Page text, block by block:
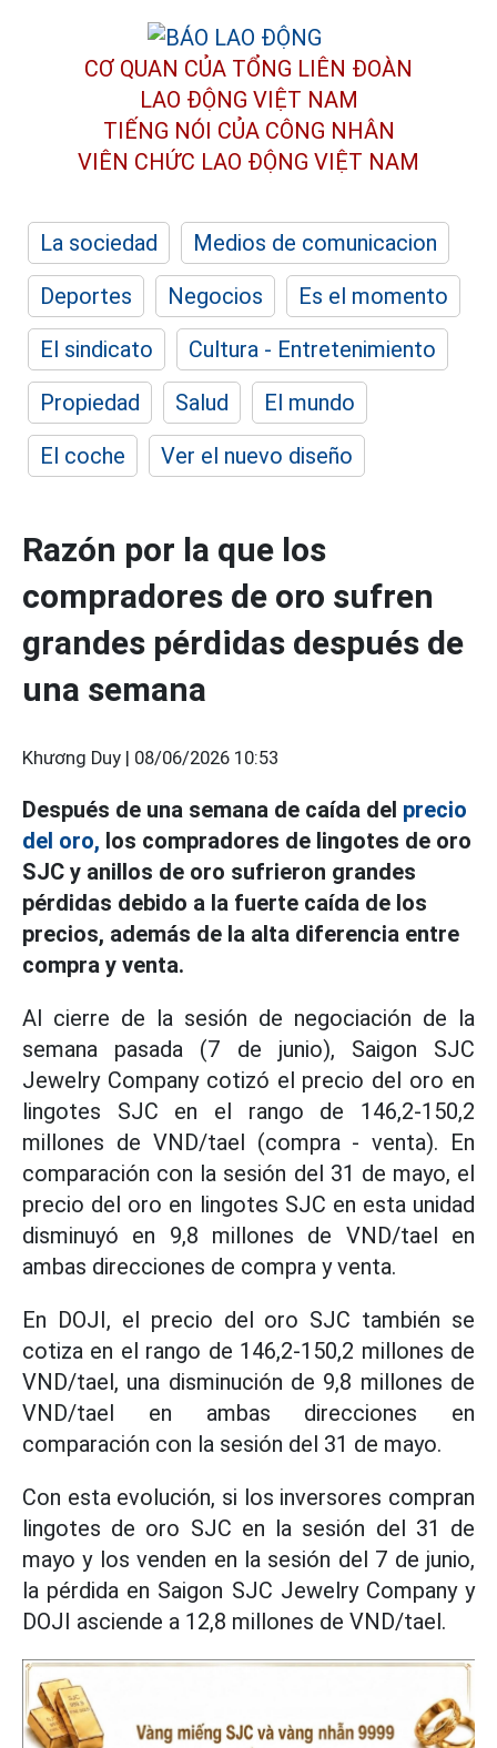
CƠ QUAN CỦA TỔNG LIÊN ĐOÀN
LAO ĐỘNG VIỆT NAM
TIẾNG NÓI CỦA CÔNG NHÂN
VIÊN CHỨC LAO ĐỘNG VIỆT NAM
La sociedad
Medios de comunicacion
Deportes
Negocios
Es el momento
El sindicato
Cultura - Entretenimiento
Propiedad
Salud
El mundo
El coche
Ver el nuevo diseño
Razón por la que los
compradores de oro sufren
grandes pérdidas después de
una semana
Khương Duy | 08/06/2026 10:53
Después de una semana de caída del precio
del oro, los compradores de lingotes de oro
SJC y anillos de oro sufrieron grandes
pérdidas debido a la fuerte caída de los
precios, además de la alta diferencia entre
compra y venta.
Al cierre de la sesión de negociación de la
semana pasada (7 de junio), Saigon SJC
Jewelry Company cotizó el precio del oro en
lingotes SJC en el rango de 146,2-150,2
millones de VND/tael (compra - venta). En
comparación con la sesión del 31 de mayo, el
precio del oro en lingotes SJC en esta unidad
disminuyó en 9,8 millones de VND/tael en
ambas direcciones de compra y venta.
En DOJI, el precio del oro SJC también se
cotiza en el rango de 146,2-150,2 millones de
VND/tael, una disminución de 9,8 millones de
VND/tael en ambas direcciones en
comparación con la sesión del 31 de mayo.
Con esta evolución, si los inversores compran
lingotes de oro SJC en la sesión del 31 de
mayo y los venden en la sesión del 7 de junio,
la pérdida en Saigon SJC Jewelry Company y
DOJI asciende a 12,8 millones de VND/tael.